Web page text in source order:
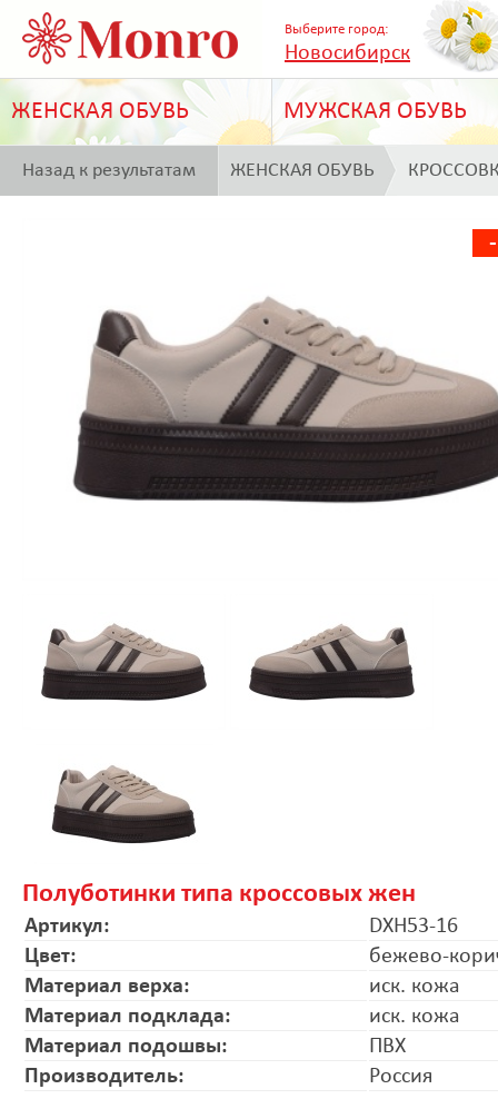
Выберите город:
Новосибирск
ЖЕНСКАЯ ОБУВЬ МУЖСКАЯ ОБУВЬ
Назад к результатам ЖЕНСКАЯ ОБУВЬ
Полуботинки типа кроссовых жен
Артикул:
DXH53-16
Цвет:
бежево-
Материал верха:
иск. кожа
Материал подклада:
иск. кожа
Материал подошвы:
ПВХ
Производитель:
Россия